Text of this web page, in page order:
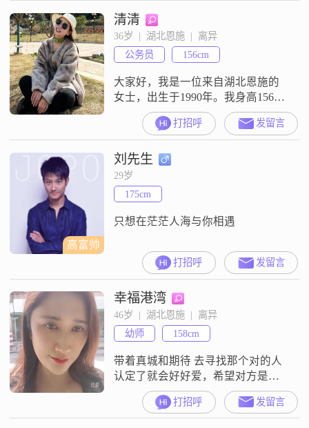
要的是我们的心灵相通和相互理解
##3002##我目前的月收入在3001到
5000元之间，虽然不算特别富裕，
但我能够自给自足，并且有一定的
经济基础##3002##我的学历是高中
及以下，但
清清
36岁  |  湖北恩施  |  离异
公务员
156cm
大家好，我是一位来自湖北恩施的
女士，出生于1990年。我身高156厘
米，月收入在5001到8000元之间，
拥有大专学历。在生活中，我一直
秉持着真诚可靠的原则，认为互相
尊重是建立良好关系的基础。我特
别注重安全感，希望与伴侣能够建
立一个稳定而温馨的家庭。我性格
随和，容易相处，喜欢与人交流。
在健康管理方面，我有一定的意
打招呼 发留言
高富帅
刘先生
29岁
175cm
只想在茫茫人海与你相遇
打招呼 发留言
幸福港湾
46岁  |  湖北恩施  |  离异
幼师
158cm
带着真城和期待 去寻找那个对的人
认定了就会好好爱，希望对方是一
个有担当 有责任心，脾气好点的，
懂得包容和理解的人。我的会员已
过期回不了信息
打招呼 发留言